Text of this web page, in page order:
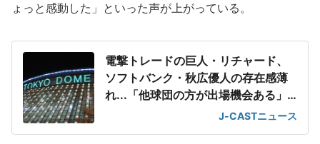
ょっと感動した」といった声が上がっている。
電撃トレードの巨人・リチャード、
ソフトバンク・秋広優人の存在感薄
れ...「他球団の方が出場機会ある」
J-CASTニュース